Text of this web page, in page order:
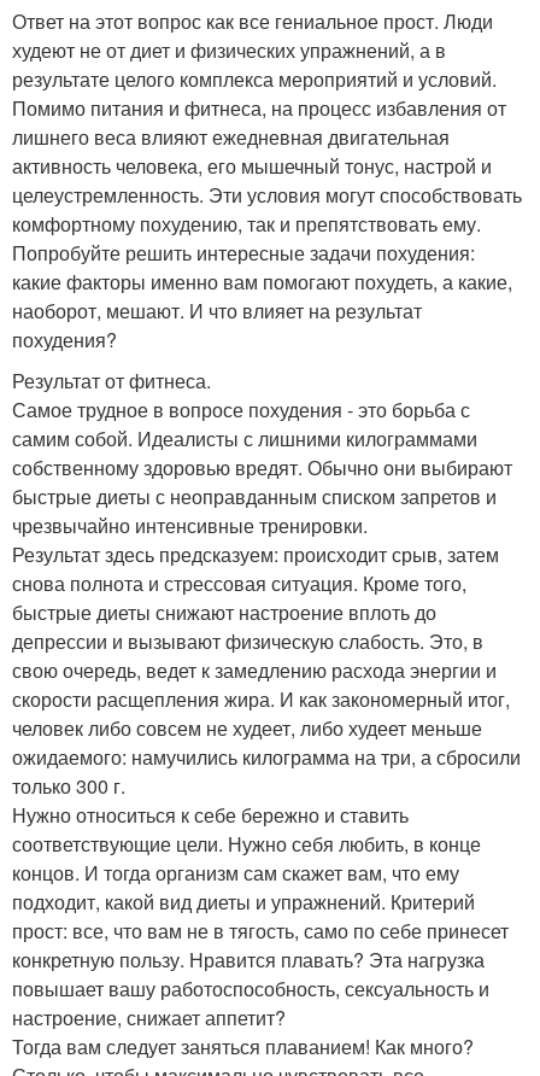
Ответ на этот вопрос как все гениальное прост. Люди
худеют не от диет и физических упражнений, а в
результате целого комплекса мероприятий и условий.
Помимо питания и фитнеса, на процесс избавления от
лишнего веса влияют ежедневная двигательная
активность человека, его мышечный тонус, настрой и
целеустремленность. Эти условия могут способствовать
комфортному похудению, так и препятствовать ему.
Попробуйте решить интересные задачи похудения:
какие факторы именно вам помогают похудеть, а какие,
наоборот, мешают. И что влияет на результат
похудения?
Результат от фитнеса.
Самое трудное в вопросе похудения - это борьба с
самим собой. Идеалисты с лишними килограммами
собственному здоровью вредят. Обычно они выбирают
быстрые диеты с неоправданным списком запретов и
чрезвычайно интенсивные тренировки.
Результат здесь предсказуем: происходит срыв, затем
снова полнота и стрессовая ситуация. Кроме того,
быстрые диеты снижают настроение вплоть до
депрессии и вызывают физическую слабость. Это, в
свою очередь, ведет к замедлению расхода энергии и
скорости расщепления жира. И как закономерный итог,
человек либо совсем не худеет, либо худеет меньше
ожидаемого: намучились килограмма на три, а сбросили
только 300 г.
Нужно относиться к себе бережно и ставить
соответствующие цели. Нужно себя любить, в конце
концов. И тогда организм сам скажет вам, что ему
подходит, какой вид диеты и упражнений. Критерий
прост: все, что вам не в тягость, само по себе принесет
конкретную пользу. Нравится плавать? Эта нагрузка
повышает вашу работоспособность, сексуальность и
настроение, снижает аппетит?
Тогда вам следует заняться плаванием! Как много?